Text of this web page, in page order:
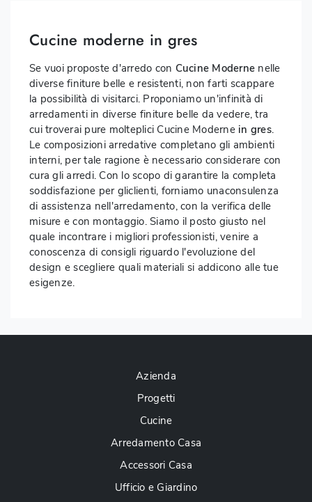
Cucine moderne in gres
Se vuoi proposte d'arredo con Cucine Moderne nelle
diverse finiture belle e resistenti, non farti scappare
la possibilità di visitarci. Proponiamo un'infinità di
arredamenti in diverse finiture belle da vedere, tra
cui troverai pure molteplici Cucine Moderne in gres.
Le composizioni arredative completano gli ambienti
interni, per tale ragione è necessario considerare con
cura gli arredi. Con lo scopo di garantire la completa
soddisfazione per gliclienti, forniamo unaconsulenza
di assistenza nell'arredamento, con la verifica delle
misure e con montaggio. Siamo il posto giusto nel
quale incontrare i migliori professionisti, venire a
conoscenza di consigli riguardo l'evoluzione del
design e scegliere quali materiali si addicono alle tue
esigenze.
Azienda
Progetti
Cucine
Arredamento Casa
Accessori Casa
Ufficio e Giardino